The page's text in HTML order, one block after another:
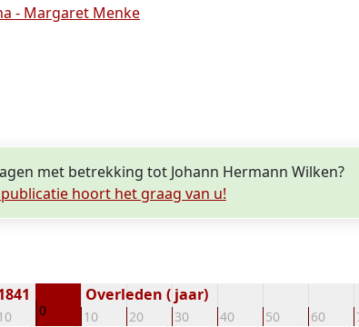
- Margaret Menke
met betrekking tot Johann Hermann Wilken?
hoort het graag van u!
0 10 20 30 40 50 60
Overleden ( jaar)